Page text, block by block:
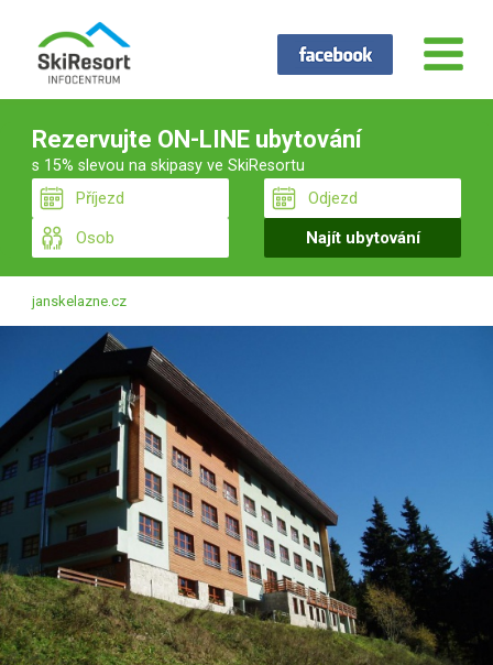
Rezervujte ON-LINE ubytování
s 15% slevou na skipasy ve SkiResortu
janskelazne.cz